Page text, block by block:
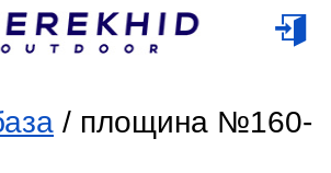
/ площина №160-